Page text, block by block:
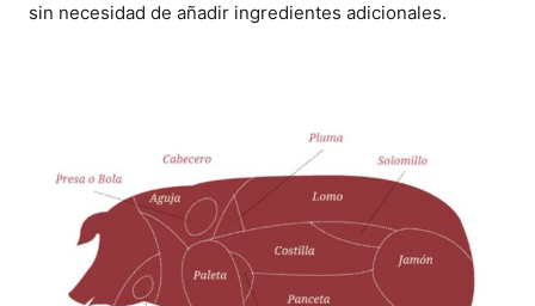
sin necesidad de añadir ingredientes adicionales.